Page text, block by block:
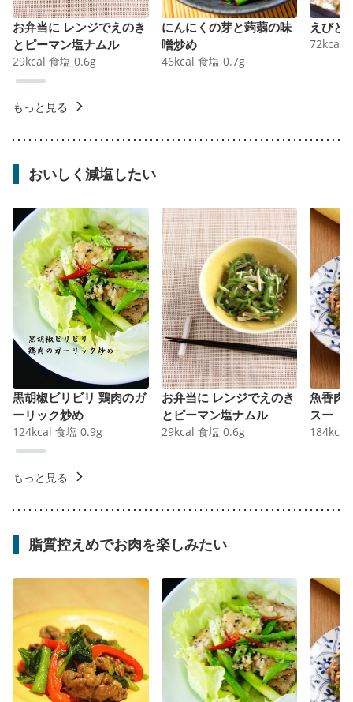
お弁当に レンジでえのき
とピーマン塩ナムル
29kcal 食塩 0.6g
にんにくの芽と蒟蒻の味
噌炒め
46kcal 食塩 0.7g
えびと
72kcal
もっと見る
おいしく減塩したい
黒胡椒ビリビリ 鶏肉のガ
ーリック炒め
124kcal 食塩 0.9g
お弁当に レンジでえのき
とピーマン塩ナムル
29kcal 食塩 0.6g
魚香肉
スー
184kcal
もっと見る
脂質控えめでお肉を楽しみたい